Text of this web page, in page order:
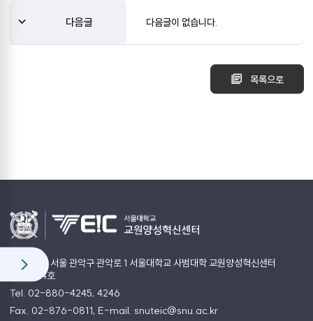
다음글 다음글이 없습니다.
목록으로
(08826) 서울 관악구 관악로 1 서울대학교 사범대학 교원양성혁신센터
12동 204호
Tel. 02-880-4245, 4246
Fax. 02-876-0811, E-mail. snuteic@snu.ac.kr